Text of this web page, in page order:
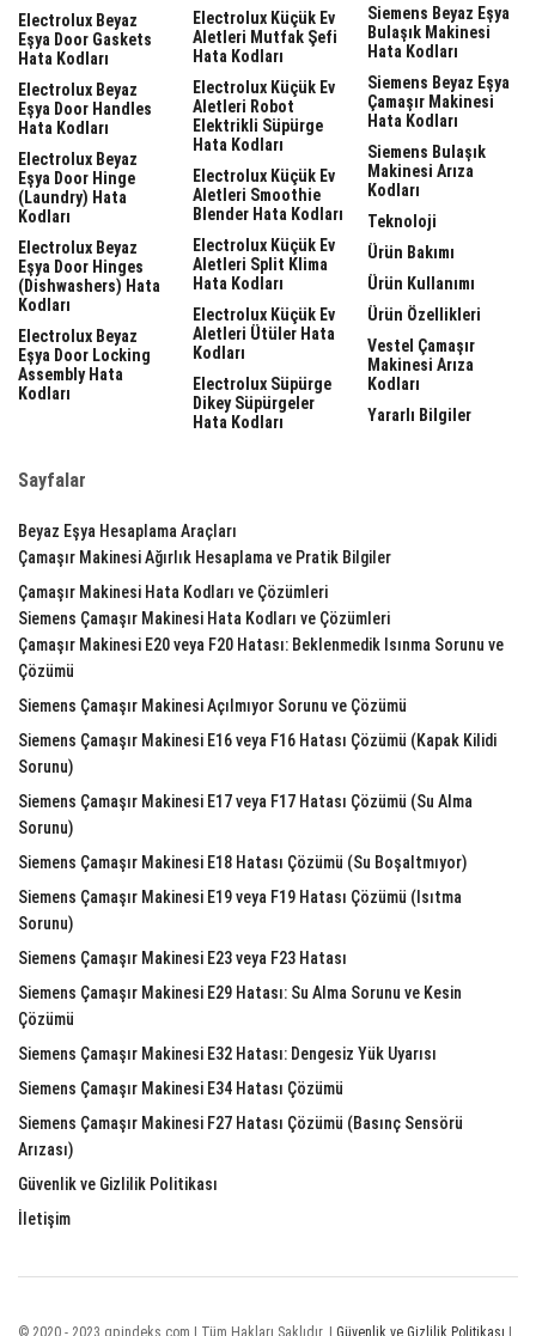
Electrolux Beyaz
Eşya Door Gaskets
Hata Kodları
Electrolux Beyaz
Eşya Door Handles
Hata Kodları
Electrolux Beyaz
Eşya Door Hinge
(laundry) Hata
Kodları
Electrolux Beyaz
Eşya Door Hinges
(dishwashers) Hata
Kodları
Electrolux Beyaz
Eşya Door Locking
Assembly Hata
Kodları
Electrolux Küçük Ev
Aletleri Mutfak Şefi
Hata Kodları
Electrolux Küçük Ev
Aletleri Robot
Elektrikli Süpürge
Hata Kodları
Electrolux Küçük Ev
Aletleri Smoothie
Blender Hata Kodları
Electrolux Küçük Ev
Aletleri Split Klima
Hata Kodları
Electrolux Küçük Ev
Aletleri Ütüler Hata
Kodları
Electrolux Süpürge
Dikey Süpürgeler
Hata Kodları
Siemens Beyaz Eşya
Bulaşık Makinesi
Hata Kodları
Siemens Beyaz Eşya
Çamaşır Makinesi
Hata Kodları
Siemens Bulaşık
Makinesi Arıza
Kodları
Teknoloji
Ürün Bakımı
Ürün Kullanımı
Ürün Özellikleri
Vestel Çamaşır
Makinesi Arıza
Kodları
Yararlı Bilgiler
Sayfalar
Beyaz Eşya Hesaplama Araçları
Çamaşır Makinesi Ağırlık Hesaplama ve Pratik Bilgiler
Çamaşır Makinesi Hata Kodları ve Çözümleri
Siemens Çamaşır Makinesi Hata Kodları ve Çözümleri
Çamaşır Makinesi E20 veya F20 Hatası: Beklenmedik Isınma Sorunu ve
Çözümü
Siemens Çamaşır Makinesi Açılmıyor Sorunu ve Çözümü
Siemens Çamaşır Makinesi E16 veya F16 Hatası Çözümü (Kapak Kilidi
Sorunu)
Siemens Çamaşır Makinesi E17 veya F17 Hatası Çözümü (Su Alma
Sorunu)
Siemens Çamaşır Makinesi E18 Hatası Çözümü (Su Boşaltmıyor)
Siemens Çamaşır Makinesi E19 veya F19 Hatası Çözümü (Isıtma
Sorunu)
Siemens Çamaşır Makinesi E23 veya F23 Hatası
Siemens Çamaşır Makinesi E29 Hatası: Su Alma Sorunu ve Kesin
Çözümü
Siemens Çamaşır Makinesi E32 Hatası: Dengesiz Yük Uyarısı
Siemens Çamaşır Makinesi E34 Hatası Çözümü
Siemens Çamaşır Makinesi F27 Hatası Çözümü (Basınç Sensörü
Arızası)
Güvenlik ve Gizlilik Politikası
İletişim
© 2020 - 2023 gpindeks.com | Tüm Hakları Saklıdır. | Güvenlik ve Gizlilik Politikası |